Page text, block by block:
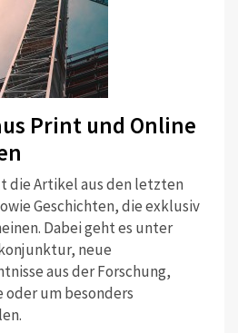
Print und Online
die Artikel aus den letzten
Geschichten, die exklusiv
Dabei geht es unter
neue
aus der Forschung,
um besonders